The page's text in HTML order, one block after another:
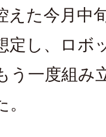
えた今月中
定し、ロボ
う一度組み